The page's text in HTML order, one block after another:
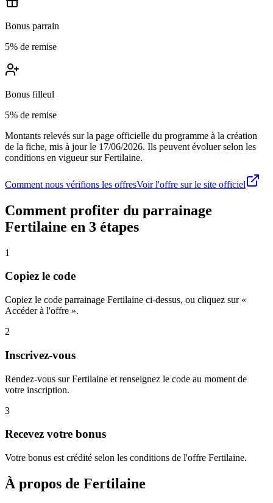
Bonus parrain
5% de remise
Bonus filleul
5% de remise
Montants relevés sur la page officielle du programme à la création
de la fiche, mis à jour le 17/06/2026. Ils peuvent évoluer selon les
conditions en vigueur surFertilaine.
Comment nous vérifions les offresVoir l'offre sur le site officiel
Comment profiter du parrainage
Fertilaine en 3 étapes
1
Copiez le code
Copiez le code parrainage Fertilaine ci-dessus, ou cliquez sur «
Accéder à l'offre ».
2
Inscrivez-vous
Rendez-vous sur Fertilaine et renseignez le code au moment de
votre inscription.
3
Recevez votre bonus
Votre bonus est crédité selon les conditions de l'offre Fertilaine.
À propos de Fertilaine